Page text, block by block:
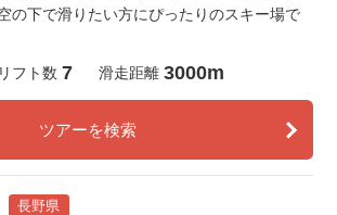
の下で滑りたい方にぴったりのスキー場で
リフト数 7 滑走距離 3000m
ツアーを検索
長野県